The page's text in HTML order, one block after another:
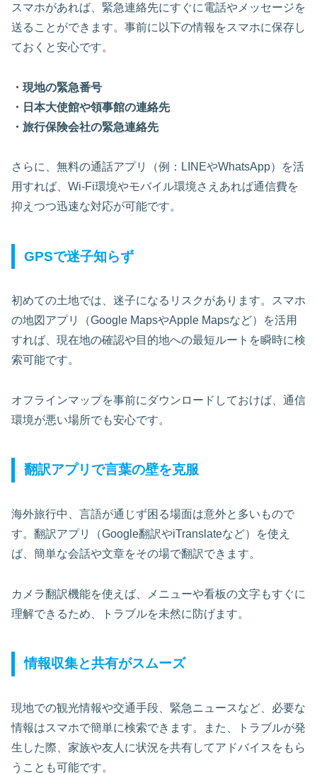
スマホがあれば、緊急連絡先にすぐに電話やメッセージを
送ることができます。事前に以下の情報をスマホに保存し
ておくと安心です。
・現地の緊急番号
・日本大使館や領事館の連絡先
・旅行保険会社の緊急連絡先
さらに、無料の通話アプリ（例：LINEやWhatsApp）を活
用すれば、Wi-Fi環境やモバイル環境さえあれば通信費を
抑えつつ迅速な対応が可能です。
GPSで迷子知らず
初めての土地では、迷子になるリスクがあります。スマホ
の地図アプリ（Google MapsやApple Mapsなど）を活用
すれば、現在地の確認や目的地への最短ルートを瞬時に検
索可能です。
オフラインマップを事前にダウンロードしておけば、通信
環境が悪い場所でも安心です。
翻訳アプリで言葉の壁を克服
海外旅行中、言語が通じず困る場面は意外と多いもので
す。翻訳アプリ（Google翻訳やiTranslateなど）を使え
ば、簡単な会話や文章をその場で翻訳できます。
カメラ翻訳機能を使えば、メニューや看板の文字もすぐに
理解できるため、トラブルを未然に防げます。
情報収集と共有がスムーズ
現地での観光情報や交通手段、緊急ニュースなど、必要な
情報はスマホで簡単に検索できます。また、トラブルが発
生した際、家族や友人に状況を共有してアドバイスをもら
うことも可能です。